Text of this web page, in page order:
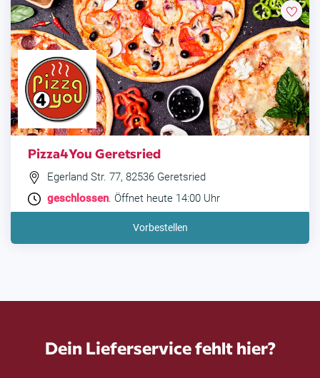
Pizza4You Geretsried
Egerland Str. 77, 82536 Geretsried
geschlossen. Öffnet heute 14:00 Uhr
Vorbestellen
Dein Lieferservice fehlt hier?